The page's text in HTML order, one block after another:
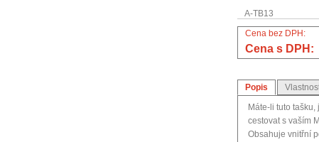
A-TB13
Cena bez DPH:
Cena s DPH:
Popis
Máte-li tuto
cestovat s vaším
Obsahuje vnitřní